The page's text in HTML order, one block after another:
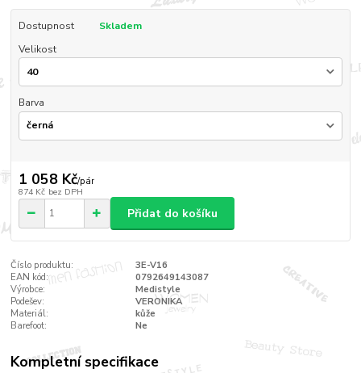
Dostupnost
Skladem
Velikost
Barva
1 058 Kč/pár
874 Kč bez DPH
Přidat do košíku
Číslo produktu:
3E-V16
EAN kód:
0792649143087
Výrobce:
Medistyle
Podešev:
VERONIKA
Materiál:
kůže
Barefoot:
Ne
Kompletní specifikace